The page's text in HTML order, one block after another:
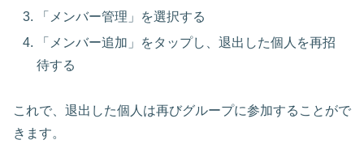
「メンバー管理」を選択する
「メンバー追加」をタップし、退出した個人を再招
待する
これで、退出した個人は再びグループに参加することがで
きます。